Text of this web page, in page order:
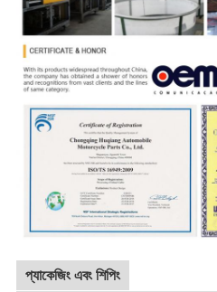
প্যাকেজিং এবং শিপিং